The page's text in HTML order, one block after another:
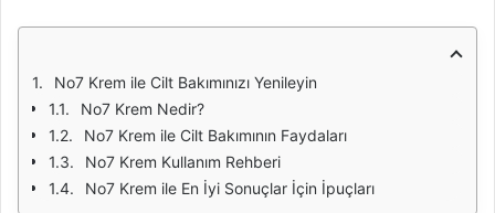
No7 Krem ile Cilt Bakımınızı Yenileyin
No7 Krem Nedir?
No7 Krem ile Cilt Bakımının Faydaları
No7 Krem Kullanım Rehberi
No7 Krem ile En İyi Sonuçlar İçin İpuçları